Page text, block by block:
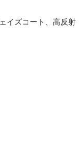
イズコート、高反射